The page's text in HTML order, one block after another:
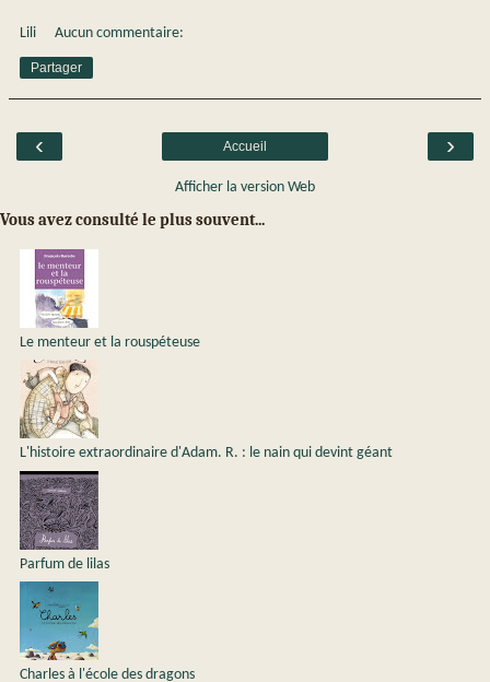
Lili Aucun commentaire:
Partager
‹ ›
Accueil
Afficher la version Web
Vous avez consulté le plus souvent...
Le menteur et la rouspéteuse
L'histoire extraordinaire d'Adam. R. : le nain qui devint géant
Parfum de lilas
Charles à l'école des dragons